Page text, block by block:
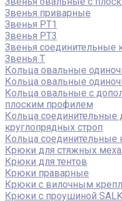
Звенья приварные
Звенья РТ1
Звенья РТ3
Звенья соединительные
Звенья Т
Кольца овальные
Кольца овальные
Кольца овальные с
плоским профилем
Кольца соединительные
круглопрядных строп
Кольца
Крюки для стяжных
Крюки для тентов
Крюки праварные
Крюки с вилочным
Крюки с проушиной SALK